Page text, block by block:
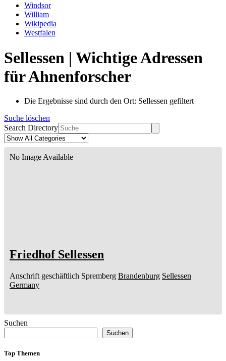
Windsor
William
Wikipedia
Westfalen
Sellessen | Wichtige Adressen
für Ahnenforscher
Die Ergebnisse sind durch den Ort: Sellessen gefiltert
Suche löschen
Search Directory
No Image Available
Friedhof Sellessen
Anschrift geschäftlich Spremberg Brandenburg Sellessen
Germany
Suchen
Suchen
Top Themen